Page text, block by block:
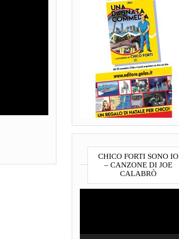
CHICO FORTI SONO IO
– CANZONE DI JOE
CALABRÒ